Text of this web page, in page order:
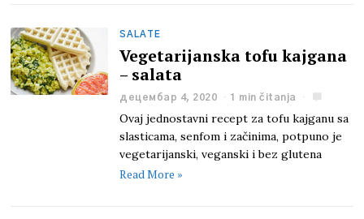
SALATE
Vegetarijanska tofu kajgana
– salata
децембар 4, 2020 1 min čitanja
Ovaj jednostavni recept za tofu kajganu sa
slasticama, senfom i začinima, potpuno je
vegetarijanski, veganski i bez glutena
Read More »